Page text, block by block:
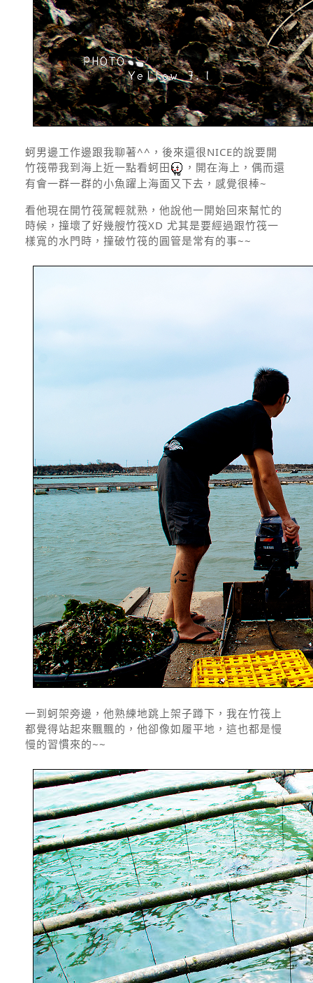
蚵男邊工作邊跟我聊著^^，後來還很NICE的說要開
竹筏帶我到海上近一點看蚵田
，開在海上，偶而還
有會一群一群的小魚躍上海面又下去，感覺很棒~
看他現在開竹筏駕輕就熟，他說他一開始回來幫忙的
時候，撞壞了好幾艘竹筏XD 尤其是要經過跟竹筏一
樣寬的水門時，撞破竹筏的圓管是常有的事~~
一到蚵架旁邊，他熟練地跳上架子蹲下，我在竹筏上
都覺得站起來飄飄的，他卻像如履平地，這也都是慢
慢的習慣來的~~